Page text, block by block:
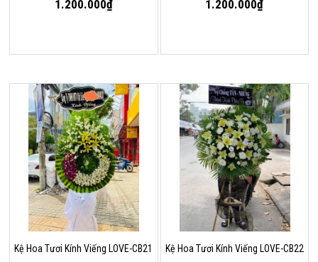
1.200.000₫ 1.200.000₫
Kệ Hoa Tươi Kính Viếng LOVE-CB21 Kệ Hoa Tươi Kính Viếng LOVE-CB22